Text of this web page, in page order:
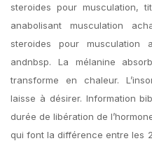
steroides pour musculation,
anabolisant musculation
steroides pour musculation
andnbsp. La mélanine
transforme en chaleur.
laisse à désirer. Information
durée de libération de
qui font la différence entre les